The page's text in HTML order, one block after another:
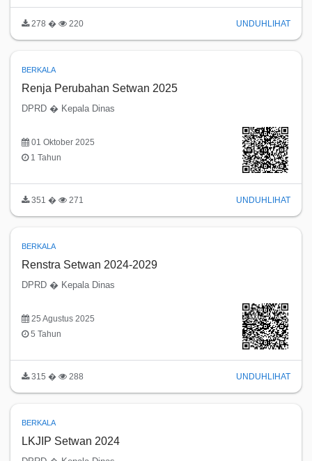
278 � 220 UNDUH LIHAT
BERKALA
Renja Perubahan Setwan 2025
DPRD � Kepala Dinas
01 Oktober 2025
1 Tahun
351 � 271 UNDUH LIHAT
BERKALA
Renstra Setwan 2024-2029
DPRD � Kepala Dinas
25 Agustus 2025
5 Tahun
315 � 288 UNDUH LIHAT
BERKALA
LKJIP Setwan 2024